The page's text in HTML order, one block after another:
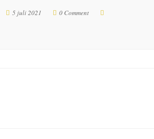
5 juli 2021 0 Comment